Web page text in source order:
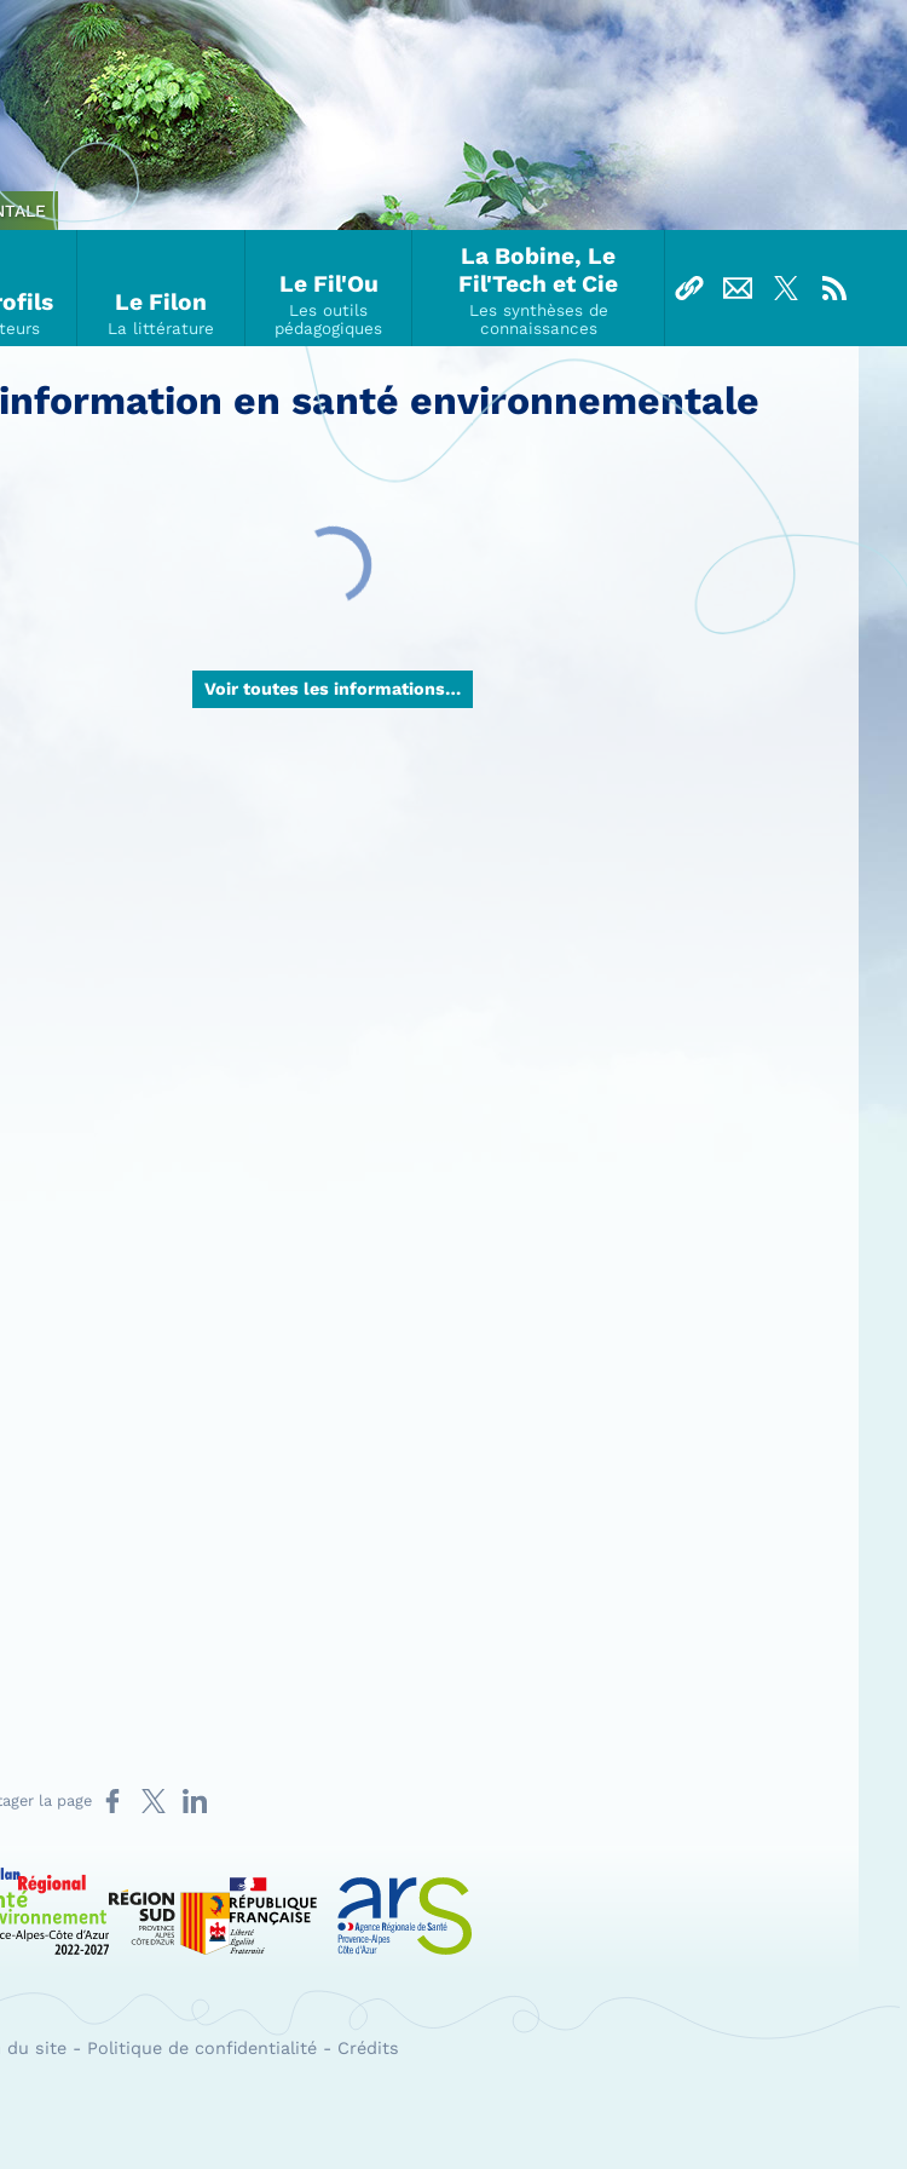
Le Filon
Le Fil'Ou
La Bobine, Le
Fil'Tech et Cie
en santé environnementale
Voir toutes les informations…
la page Partager sur Facebook
Partager sur X
Partager sur LinkedIn
du site- Politique de confidentialité- Crédits